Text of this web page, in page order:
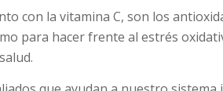
con la vitamina C, son los
para hacer frente al estrés